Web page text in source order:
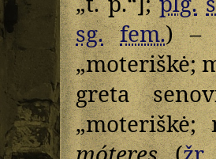
sg. fem.) –
„moteriškė;
greta
„moteriškė;